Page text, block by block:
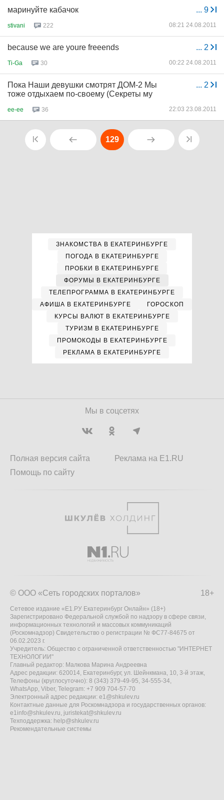
... 9
маринуйте кабачок
stivani 222 08:21 24.08.2011
... 2
because we are youre freeends
Ti-Ga 30 00:22 24.08.2011
... 2
Пока Наши девушки смотрят ДОМ-2 Мы
тоже отдыхаем по-своему (Секреты му
ee-ee 36 22:03 23.08.2011
129
ЗНАКОМСТВА В ЕКАТЕРИНБУРГЕ
ПОГОДА В ЕКАТЕРИНБУРГЕ
ПРОБКИ В ЕКАТЕРИНБУРГЕ
ФОРУМЫ В ЕКАТЕРИНБУРГЕ
ТЕЛЕПРОГРАММА В ЕКАТЕРИНБУРГЕ
АФИША В ЕКАТЕРИНБУРГЕ
ГОРОСКОП
КУРСЫ ВАЛЮТ В ЕКАТЕРИНБУРГЕ
ТУРИЗМ В ЕКАТЕРИНБУРГЕ
ПРОМОКОДЫ В ЕКАТЕРИНБУРГЕ
РЕКЛАМА В ЕКАТЕРИНБУРГЕ
Мы в соцсетях
Полная версия сайта
Помощь по сайту
Реклама на E1.RU
18+
© ООО «Сеть городских порталов»
Сетевое издание «Е1.РУ Екатеринбург Онлайн» (18+)
Зарегистрировано Федеральной службой по надзору в сфере связи,
информационных технологий и массовых коммуникаций
(Роскомнадзор) Свидетельство о регистрации № ФС77-84675 от
06.02.2023 г.
Учредитель: Общество с ограниченной ответственностью "ИНТЕРНЕТ
ТЕХНОЛОГИИ"
Главный редактор: Малкова Марина Андреевна
Адрес редакции: 620014, Екатеринбург, ул. Шейнкмана, 10, 3-й этаж,
Телефоны (круглосуточно): 8 (343) 379-49-95, 34-555-34,
WhatsApp, Viber, Telegram: +7 909 704-57-70
Электронный адрес редакции: e1@shkulev.ru
Контактные данные для Роскомнадзора и государственных органов:
e1info@shkulev.ru, juristekat@shkulev.ru
Техподдержка: help@shkulev.ru
Рекомендательные системы